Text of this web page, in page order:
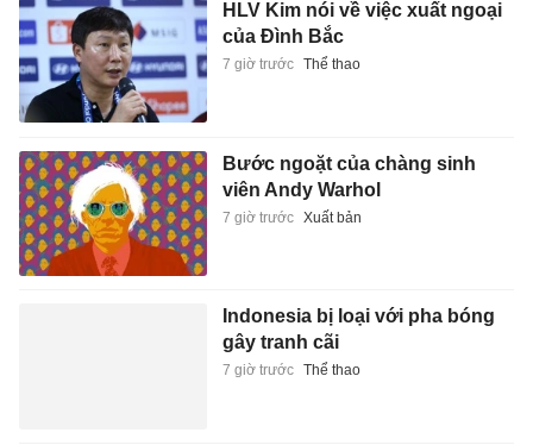
HLV Kim nói về việc xuất ngoại
của Đình Bắc
7 giờ trước Thể thao
Bước ngoặt của chàng sinh
viên Andy Warhol
7 giờ trước Xuất bản
Indonesia bị loại với pha bóng
gây tranh cãi
7 giờ trước Thể thao